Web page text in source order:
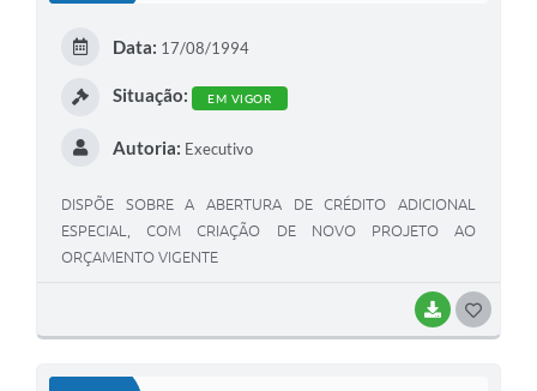
BAIXAR
Data: 17/08/1994
Situação: EM VIGOR
Autoria: Executivo
DISPÕE SOBRE A ABERTURA DE CRÉDITO ADICIONAL
ESPECIAL, COM CRIAÇÃO DE NOVO PROJETO AO
ORÇAMENTO VIGENTE